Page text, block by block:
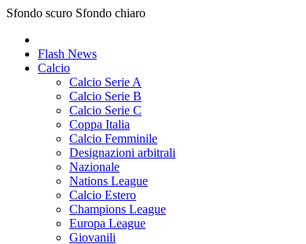
Sfondo scuro Sfondo chiaro
Flash News
Calcio
Calcio Serie A
Calcio Serie B
Calcio Serie C
Coppa Italia
Calcio Femminile
Designazioni arbitrali
Nazionale
Nations League
Calcio Estero
Champions League
Europa League
Giovanili